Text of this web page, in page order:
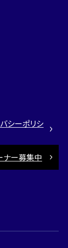
シーポリシ
ナー募集中